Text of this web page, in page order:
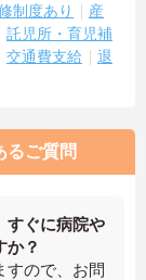
制度あり
産
託児所・育児補
交通費支給
退
るご質問
すぐに病院や
か？
すので、お問